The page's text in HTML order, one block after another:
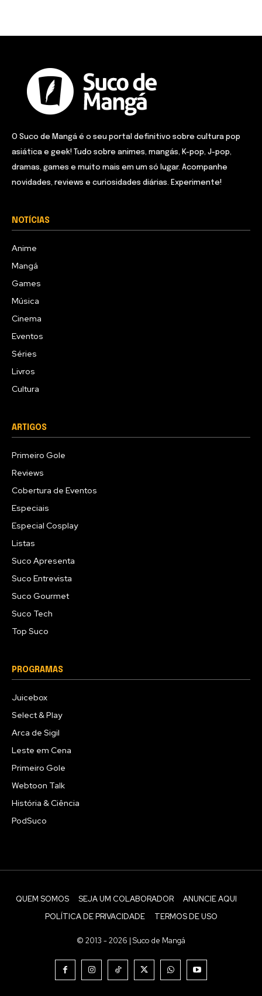
O Suco de Mangá é o seu portal definitivo sobre cultura pop
asiática e geek! Tudo sobre animes, mangás, K-pop, J-pop,
dramas, games e muito mais em um só lugar. Acompanhe
novidades, reviews e curiosidades diárias. Experimente!
NOTÍCIAS
Anime
Mangá
Games
Música
Cinema
Eventos
Séries
Livros
Cultura
ARTIGOS
Primeiro Gole
Reviews
Cobertura de Eventos
Especiais
Especial Cosplay
Listas
Suco Apresenta
Suco Entrevista
Suco Gourmet
Suco Tech
Top Suco
PROGRAMAS
Juicebox
Select & Play
Arca de Sigil
Leste em Cena
Primeiro Gole
Webtoon Talk
História & Ciência
PodSuco
QUEM SOMOS SEJA UM COLABORADOR
ANUNCIE AQUI
POLÍTICA DE PRIVACIDADE
TERMOS DE USO
© 2013 - 2026 | Suco de Mangá